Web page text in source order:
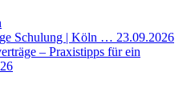
Schulung | Köln … 23.09.2026
– Praxistipps für ein